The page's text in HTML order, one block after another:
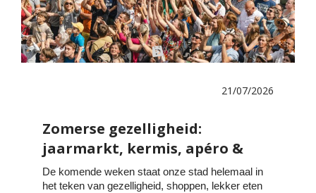
21/07/2026
Zomerse gezelligheid:
jaarmarkt, kermis, apéro &
meer!
De komende weken staat onze stad helemaal in
het teken van gezelligheid, shoppen, lekker eten